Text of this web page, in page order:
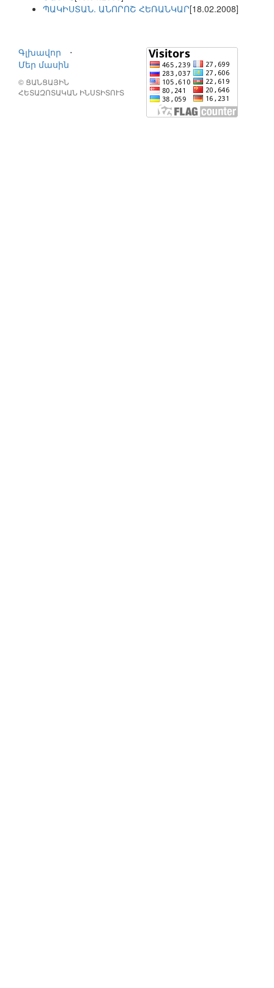
ՊԱԿԻՍՏԱՆ. ԱՆՈՐՈՇ ՀԵՌԱՆԿԱՐ[18.02.2008]
Գլխավոր
⋅
Մեր մասին
© ՑԱՆՑԱՅԻՆ
ՀԵՏԱԶՈՏԱԿԱՆ ԻՆՍՏԻՏՈՒՏ